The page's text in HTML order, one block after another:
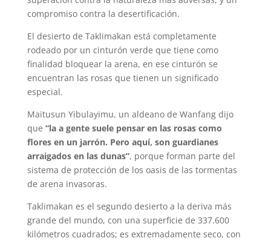
compromiso contra la desertificación.
El desierto de Taklimakan está completamente
rodeado por un cinturón verde que tiene como
finalidad bloquear la arena, en ese cinturón se
encuentran las rosas que tienen un significado
especial.
Maitusun Yibulayimu, un aldeano de Wanfang dijo
que “la a gente suele pensar en las rosas como
flores en un jarrón. Pero aquí, son guardianes
arraigados en las dunas”, porque forman parte del
sistema de protección de los oasis de las tormentas
de arena invasoras.
Taklimakan es el segundo desierto a la deriva más
grande del mundo, con una superficie de 337.600
kilómetros cuadrados; es extremadamente seco, con